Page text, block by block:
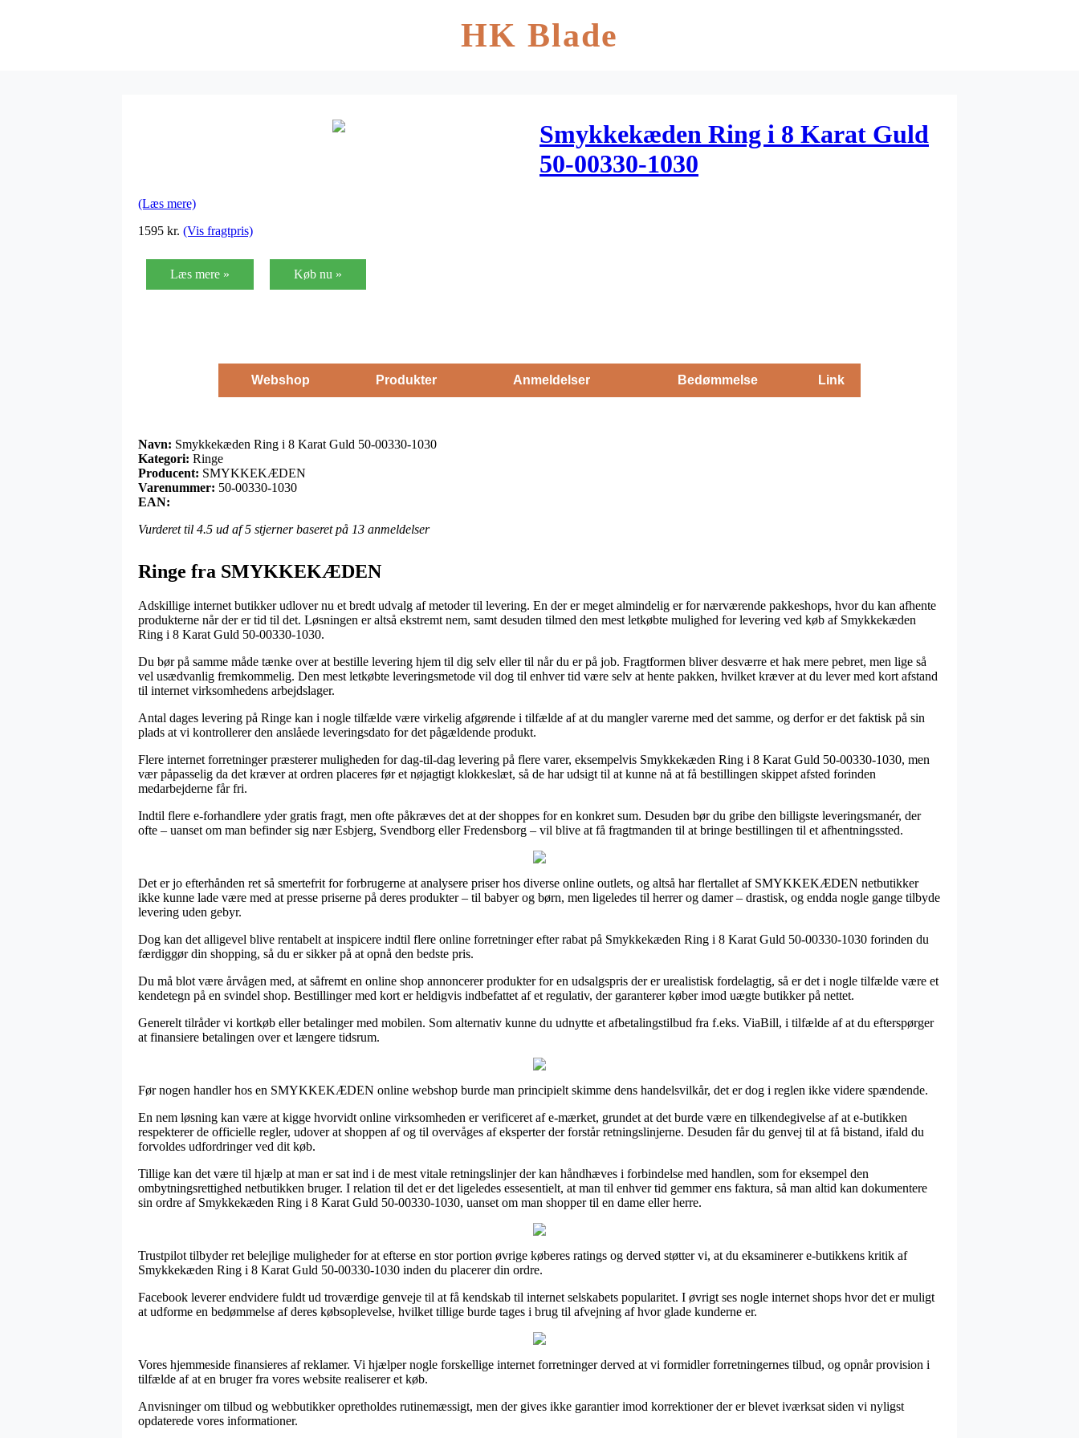
HK Blade
Smykkekæden Ring i 8 Karat Guld
50-00330-1030
(Læs mere)
1595 kr. (Vis fragtpris)
Læs mere » Køb nu »
Webshop Produkter Anmeldelser Bedømmelse Link
Navn: Smykkekæden Ring i 8 Karat Guld 50-00330-1030
Kategori: Ringe
Producent: SMYKKEKÆDEN
Varenummer: 50-00330-1030
EAN:
Vurderet til 4.5 ud af 5 stjerner baseret på 13 anmeldelser
Ringe fra SMYKKEKÆDEN
Adskillige internet butikker udlover nu et bredt udvalg af metoder til levering. En der er meget almindelig er for nærværende pakkeshops, hvor du kan afhente
produkterne når der er tid til det. Løsningen er altså ekstremt nem, samt desuden tilmed den mest letkøbte mulighed for levering ved køb af Smykkekæden
Ring i 8 Karat Guld 50-00330-1030.
Du bør på samme måde tænke over at bestille levering hjem til dig selv eller til når du er på job. Fragtformen bliver desværre et hak mere pebret, men lige så
vel usædvanlig fremkommelig. Den mest letkøbte leveringsmetode vil dog til enhver tid være selv at hente pakken, hvilket kræver at du lever med kort afstand
til internet virksomhedens arbejdslager.
Antal dages levering på Ringe kan i nogle tilfælde være virkelig afgørende i tilfælde af at du mangler varerne med det samme, og derfor er det faktisk på sin
plads at vi kontrollerer den anslåede leveringsdato for det pågældende produkt.
Flere internet forretninger præsterer muligheden for dag-til-dag levering på flere varer, eksempelvis Smykkekæden Ring i 8 Karat Guld 50-00330-1030, men
vær påpasselig da det kræver at ordren placeres før et nøjagtigt klokkeslæt, så de har udsigt til at kunne nå at få bestillingen skippet afsted forinden
medarbejderne får fri.
Indtil flere e-forhandlere yder gratis fragt, men ofte påkræves det at der shoppes for en konkret sum. Desuden bør du gribe den billigste leveringsmanér, der
ofte – uanset om man befinder sig nær Esbjerg, Svendborg eller Fredensborg – vil blive at få fragtmanden til at bringe bestillingen til et afhentningssted.
Det er jo efterhånden ret så smertefrit for forbrugerne at analysere priser hos diverse online outlets, og altså har flertallet af SMYKKEKÆDEN netbutikker
ikke kunne lade være med at presse priserne på deres produkter – til babyer og børn, men ligeledes til herrer og damer – drastisk, og endda nogle gange tilbyde
levering uden gebyr.
Dog kan det alligevel blive rentabelt at inspicere indtil flere online forretninger efter rabat på Smykkekæden Ring i 8 Karat Guld 50-00330-1030 forinden du
færdiggør din shopping, så du er sikker på at opnå den bedste pris.
Du må blot være årvågen med, at såfremt en online shop annoncerer produkter for en udsalgspris der er urealistisk fordelagtig, så er det i nogle tilfælde være et
kendetegn på en svindel shop. Bestillinger med kort er heldigvis indbefattet af et regulativ, der garanterer køber imod uægte butikker på nettet.
Generelt tilråder vi kortkøb eller betalinger med mobilen. Som alternativ kunne du udnytte et afbetalingstilbud fra f.eks. ViaBill, i tilfælde af at du efterspørger
at finansiere betalingen over et længere tidsrum.
Før nogen handler hos en SMYKKEKÆDEN online webshop burde man principielt skimme dens handelsvilkår, det er dog i reglen ikke videre spændende.
En nem løsning kan være at kigge hvorvidt online virksomheden er verificeret af e-mærket, grundet at det burde være en tilkendegivelse af at e-butikken
respekterer de officielle regler, udover at shoppen af og til overvåges af eksperter der forstår retningslinjerne. Desuden får du genvej til at få bistand, ifald du
forvoldes udfordringer ved dit køb.
Tillige kan det være til hjælp at man er sat ind i de mest vitale retningslinjer der kan håndhæves i forbindelse med handlen, som for eksempel den
ombytningsrettighed netbutikken bruger. I relation til det er det ligeledes essesentielt, at man til enhver tid gemmer ens faktura, så man altid kan dokumentere
sin ordre af Smykkekæden Ring i 8 Karat Guld 50-00330-1030, uanset om man shopper til en dame eller herre.
Trustpilot tilbyder ret belejlige muligheder for at efterse en stor portion øvrige køberes ratings og derved støtter vi, at du eksaminerer e-butikkens kritik af
Smykkekæden Ring i 8 Karat Guld 50-00330-1030 inden du placerer din ordre.
Facebook leverer endvidere fuldt ud troværdige genveje til at få kendskab til internet selskabets popularitet. I øvrigt ses nogle internet shops hvor det er muligt
at udforme en bedømmelse af deres købsoplevelse, hvilket tillige burde tages i brug til afvejning af hvor glade kunderne er.
Vores hjemmeside finansieres af reklamer. Vi hjælper nogle forskellige internet forretninger derved at vi formidler forretningernes tilbud, og opnår provision i
tilfælde af at en bruger fra vores website realiserer et køb.
Anvisninger om tilbud og webbutikker opretholdes rutinemæssigt, men der gives ikke garantier imod korrektioner der er blevet iværksat siden vi nyligst
opdaterede vores informationer.